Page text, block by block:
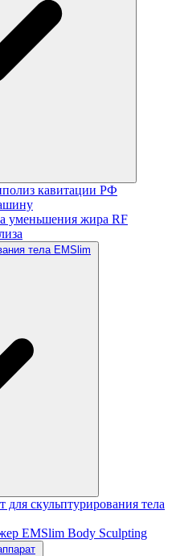
кавитации РФ
уменьшения жира RF
тела EMSlim
скульптурирования тела
EMSlim Body Sculpting